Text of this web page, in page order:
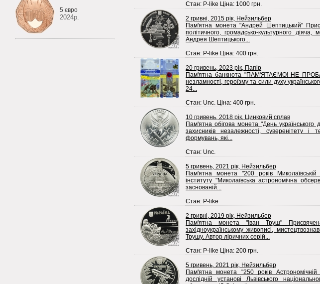
5 євро
2024р.
Стан: P-like Ціна: 1000 грн.
2 гривні, 2015 рік, Нейзильбер
Пам'ятна монета "Андрей Шептицький"
політичного, громадсько-культурного
Андрея Шептицького...
Стан: P-like Ціна: 400 грн.
20 гривень, 2023 рік, Папір
Пам'ятна банкнота "ПАМ'ЯТАЄМО! НЕ
незламності, героїзму та сили духу
24...
Стан: Unc. Ціна: 400 грн.
10 гривень, 2018 рік, Цинковий сплав
Пам'ятна обігова монета "День українського
захисників незалежності, суверенітету і
формувань, які...
Стан: Unc.
5 гривень, 2021 рік, Нейзильбер
Пам'ятна монета "200 років Миколаївській
інституту "Миколаївська астрономічна
заснованій...
Стан: P-like
2 гривні, 2019 рік, Нейзильбер
Пам'ятна монета "Іван Труш"
західноукраїнському живописі,
Трушу. Автор ліричних серій...
Стан: P-like Ціна: 200 грн.
5 гривень, 2021 рік, Нейзильбер
Пам'ятна монета "250 років Астрономічній
дослідній установі Львівського